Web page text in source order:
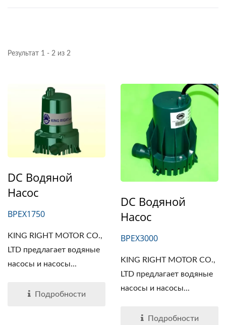
Результат 1 - 2 из 2
DC Водяной
Насос
BPEX1750
KING RIGHT MOTOR CO.,
LTD предлагает водяные
насосы и насосы...
Подробности
DC Водяной
Насос
BPEX3000
KING RIGHT MOTOR CO.,
LTD предлагает водяные
насосы и насосы...
Подробности